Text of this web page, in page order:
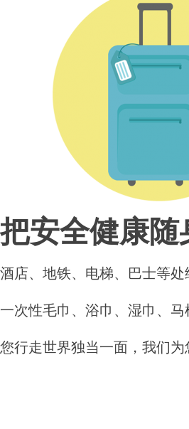
把安全健康随
酒店、地铁、电梯、巴士等
一次性毛巾、浴巾、湿巾、
您行走世界独当一面，我们